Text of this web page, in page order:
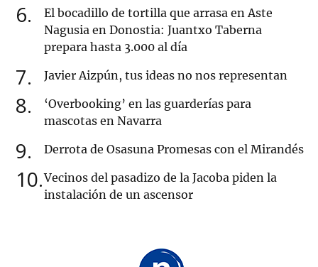
6
El bocadillo de tortilla que arrasa en Aste
Nagusia en Donostia: Juantxo Taberna
prepara hasta 3.000 al día
7 Javier Aizpún, tus ideas no nos representan
8
‘Overbooking’ en las guarderías para
mascotas en Navarra
9 Derrota de Osasuna Promesas con el Mirandés
10 Vecinos del pasadizo de la Jacoba piden la
instalación de un ascensor